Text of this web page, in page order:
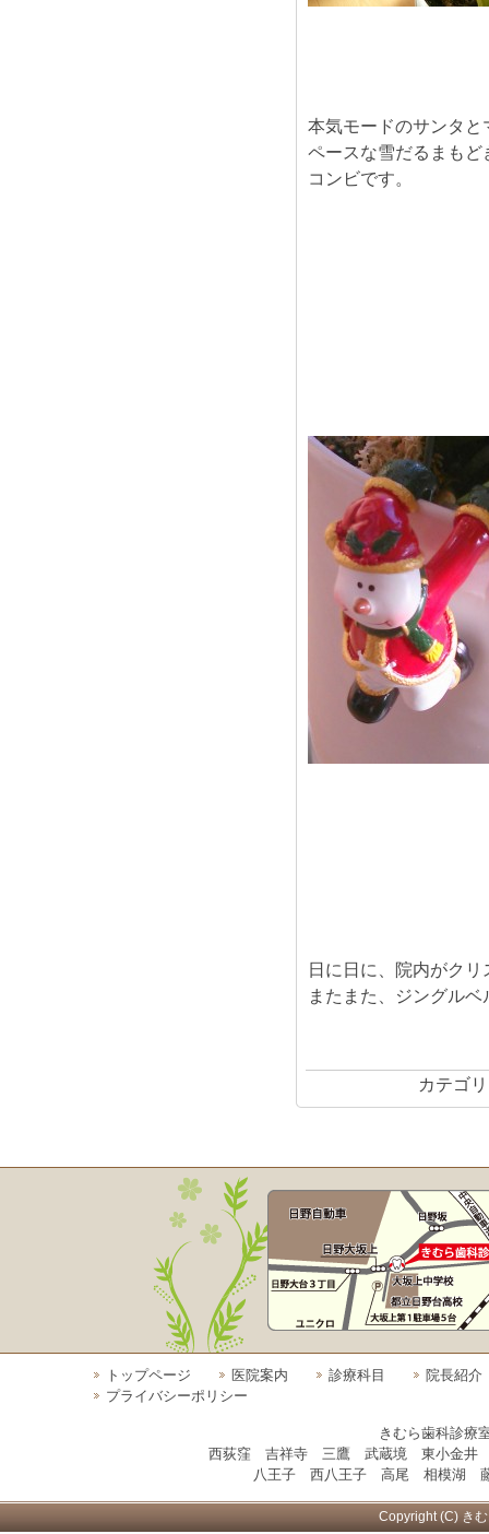
本気モードのサンタと
ペースな雪だるまもど
コンビです。
日に日に、院内がク
またまた、ジングル
カテゴ
トップページ 医院案内 診療科目
院長紹介
プライバシーポリシー
きむら歯科診療
西荻窪 吉祥寺 三鷹 武蔵境 東小金
八王子 西八王子 高尾 相模湖
Copyright (C) き